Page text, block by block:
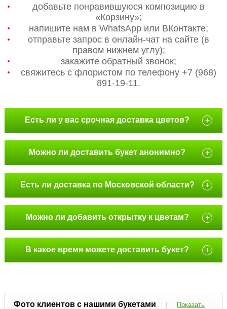
добавьте понравившуюся композицию в
«Корзину»;
напишите нам в WhatsApp или ВКонтакте;
отправьте запрос в онлайн-чат на сайте (в
правом нижнем углу);
закажите обратный звонок;
свяжитесь с флористом по телефону +7 (968)
891-19-11.
Есть ли у вас срочная доставка цветов? +
Можно ли доставить букет анонимно? +
Есть ли доставка по Московской области? +
Можно ли добавить открытку к цветам? +
В какое время можете доставить букет? +
Фото клиентов с нашими букетами |
Показать